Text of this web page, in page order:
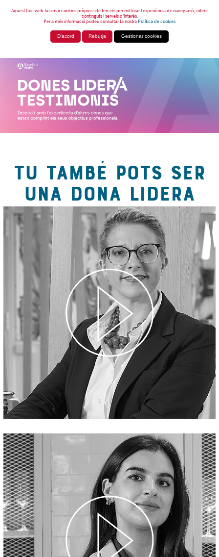
Aquest lloc web fa servir cookies pròpies i de tercers per millorar l’experiència de navegació, i oferir
continguts i serveis d’interès.
Per a més informació podeu consultar la nostraPolítica de cookies
D'acord Rebutja Gestionar cookies
TU TAMBÉ POTS SER
UNA DONA LIDERA